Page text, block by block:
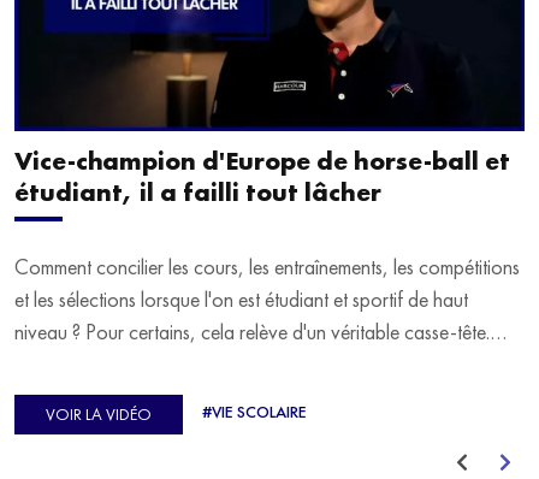
Vice-champion d'Europe de horse-ball et
étudiant, il a failli tout lâcher
Comment concilier les cours, les entraînements, les compétitions
et les sélections lorsque l'on est étudiant et sportif de haut
niveau ? Pour certains, cela relève d'un véritable casse-tête.
d'Europe de Horse-ball, qui a failli abandonner ses études
avant de trouver un nouvel équilibre.
VOIR LA VIDÉO #VIE SCOLAIRE